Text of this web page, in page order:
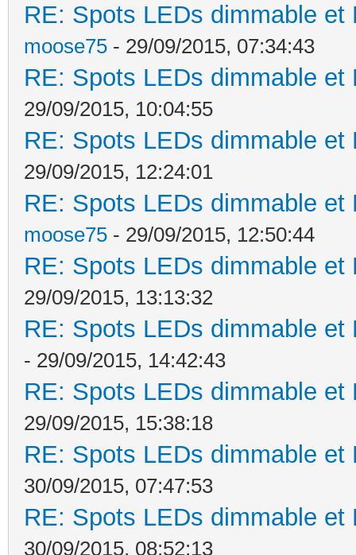
RE: Spots LEDs dimmable
moose75 - 29/09/2015, 07:34:43
RE: Spots LEDs dimmable
29/09/2015, 10:04:55
RE: Spots LEDs dimmable
29/09/2015, 12:24:01
RE: Spots LEDs dimmable
moose75 - 29/09/2015, 12:50:44
RE: Spots LEDs dimmable
29/09/2015, 13:13:32
RE: Spots LEDs dimmable
- 29/09/2015, 14:42:43
RE: Spots LEDs dimmable
29/09/2015, 15:38:18
RE: Spots LEDs dimmable
30/09/2015, 07:47:53
RE: Spots LEDs dimmable
30/09/2015, 08:52:13